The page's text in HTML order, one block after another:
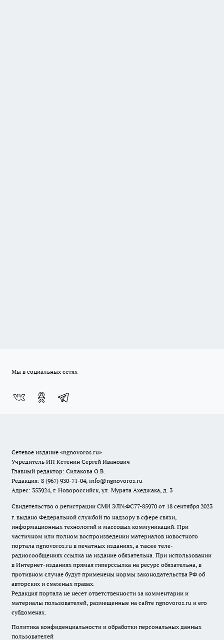
Мы в социальных сетях
Сетевое издание «ngnovoros.ru»
Учредитель ИП Кстенин Сергей Иванович
Главный редактор: Силакова О.В.
Редакция: 8 (967) 930-71-04, info@ngnovoros.ru
Адрес: 353924, г. Новороссийск, ул. Мурата Ахеджака, д. 3
Свидетельство о регистрации СМИ ЭЛ№ФС77-85970 от 18 сентября 2023
г. выдано Федеральной службой по надзору в сфере связи,
информационных технологий и массовых коммуникаций. При
частичном или полном воспроизведении материалов новостного
портала ngnovoros.ru в печатных изданиях, а также теле-
радиосообщениях ссылка на издание обязательна. При использовании
в Интернет-изданиях прямая гиперссылка на ресурс обязательна, в
противном случае будут применены нормы законодательства РФ об
авторских и смежных правах.
Редакция портала не несет ответственности за комментарии и
материалы пользователей, размещенные на сайте ngnovoros.ru и его
субдоменах.
Политика конфиденциальности и обработки персональных данных
пользователей